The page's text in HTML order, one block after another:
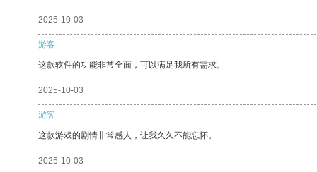
2025-10-03
游客
这款软件的功能非常全面，可以满足我所有需求。
2025-10-03
游客
这款游戏的剧情非常感人，让我久久不能忘怀。
2025-10-03